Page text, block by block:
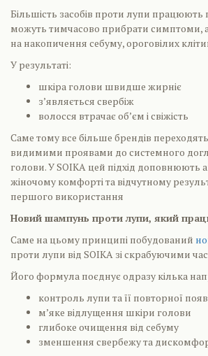
Більшість засобів проти лупи працюють
можуть тимчасово прибрати симптоми,
на накопичення себуму, ороговілих
У результаті:
шкіра голови швидше жирніє
з’являється свербіж
волосся втрачає об’єм і свіжість
Саме тому все більше брендів
видимими проявами до системного
голови. У SOIKA цей підхід доповнюють
жіночому комфорті та відчутному
першого використання
Новий шампунь проти лупи, який
Саме на цьому принципі побудований
проти лупи від SOIKA зі скрабуючими
Його формула поєднує одразу кілька
контроль лупи та її повторної
м’яке відлущення шкіри голови
глибоке очищення від себуму
зменшення свербежу та